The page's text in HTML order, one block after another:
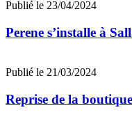
Publié le 23/04/2024
Perene s’installe à
Publié le 21/03/2024
Reprise de la